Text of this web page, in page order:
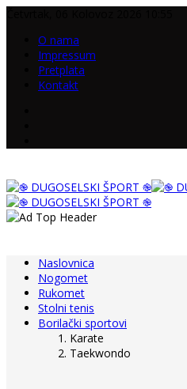
O nama
Impressum
Pretplata
Kontakt
Naslovnica
Nogomet
Rukomet
Stolni tenis
Borilački sportovi
Karate
Taekwondo